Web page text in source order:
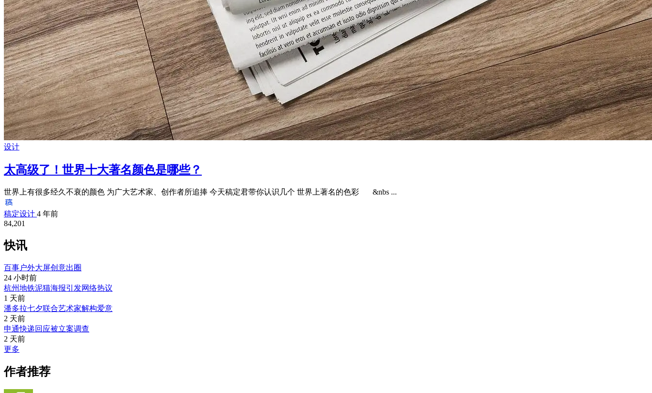
设计
太高级了！世界十大著名颜色是哪些？
世界上有很多经久不衰的颜色 为广大艺术家、创作者所追捧 今天稿定君带你认识几个 世界上著名的色彩 &nbs ...
稿定设计 4 年前
84,201
快讯
百事户外大屏创意出圈
24 小时前
杭州地铁泥猫海报引发网络热议
1 天前
潘多拉七夕联合艺术家解构爱意
2 天前
申通快递回应被立案调查
2 天前
更多
作者推荐